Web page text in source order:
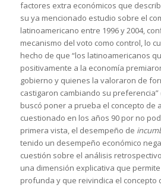
factores extra económicos que
su ya mencionado estudio sobre el
latinoamericano entre 1996 y 2004,
mecanismo del voto como control, lo
hecho de que “los latinoamericanos
positivamente a la economía
gobierno y quienes la valoraron de
castigaron cambiando su preferencia”
buscó poner a prueba el concepto de
cuestionado en los años 90 por no
primera vista, el desempeño de
tenido un desempeño económico
cuestión sobre el análisis
una dimensión explicativa que
profunda y que reivindica el concepto